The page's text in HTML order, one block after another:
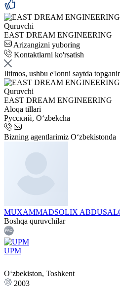
Quruvchi
EAST DREAM ENGINEERING
Arizangizni yuboring
Kontaktlarni ko'rsatish
Iltimos, ushbu e'lonni saytda
Quruvchi
EAST DREAM ENGINEERING
Aloqa tillari
Русский, Oʻzbekcha
Bizning agentlarimiz O‘zbekistonda
MUXAMMADSOLIX
Boshqa quruvchilar
UPM
Oʻzbekiston, Toshkent
2003